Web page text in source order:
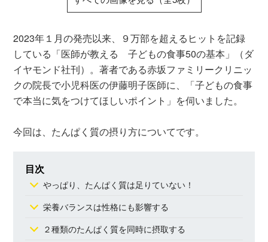
2023年１月の発売以来、９万部を超えるヒットを記録
している「医師が教える 子どもの食事50の基本」（ダ
イヤモンド社刊）。著者である赤坂ファミリークリニッ
クの院長で小児科医の伊藤明子医師に、「子どもの食事
で本当に気をつけてほしいポイント」を伺いました。
今回は、たんぱく質の摂り方についてです。
目次
やっぱり、たんぱく質は足りていない！
栄養バランスは性格にも影響する
２種類のたんぱく質を同時に摂取する